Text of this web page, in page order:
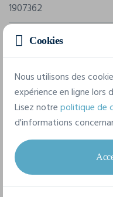
1907362
Composition
100% polyester.
6 tailles
Cookies
Nous utilisons des
expérience en ligne
Lisez notrepolitique de
d'informations